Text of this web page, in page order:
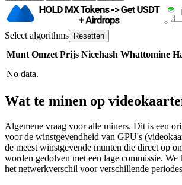
Select algorithms Resetten
Munt Omzet Prijs Nicehash Whattomine
No data.
Wat te minen op
Algemene vraag voor alle miners. Dit is een
voor de winstgevendheid van GPU's
de meest winstgevende munten die direct op
worden gedolven met een lage commissie. We
het netwerkverschil voor verschillende